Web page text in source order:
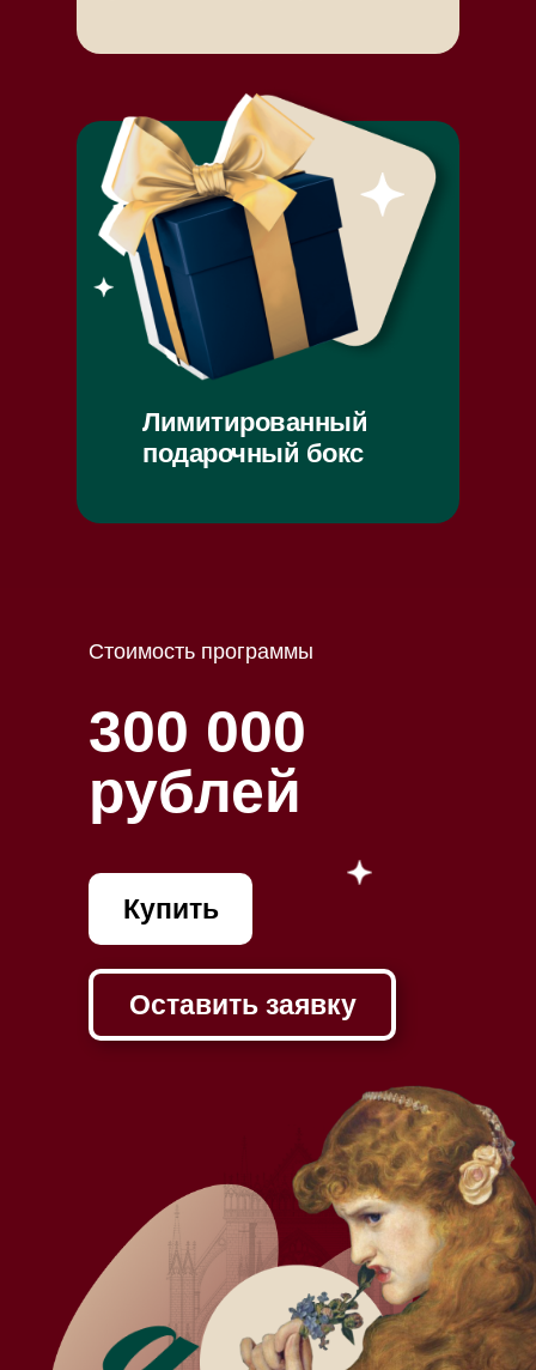
Лимитированный
подарочный бокс
300 000
рублей
Стоимость программы
Купить
Оставить заявку